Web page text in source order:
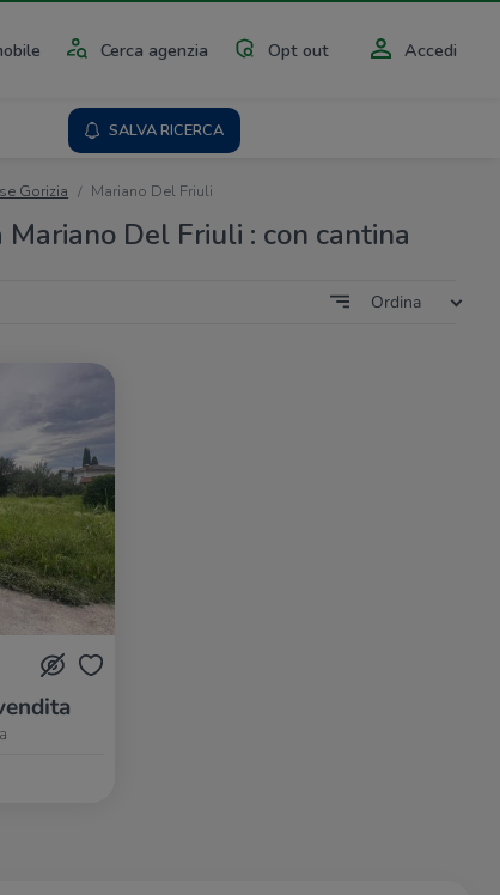
Cerca agenzia Opt out Accedi
SALVA RICERCA
Gorizia Mariano Del Friuli
Mariano Del Friuli : con cantina
Ordina